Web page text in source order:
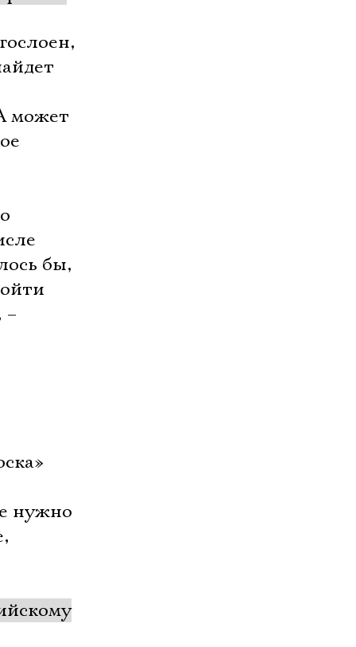
может
бы,
–
нужно